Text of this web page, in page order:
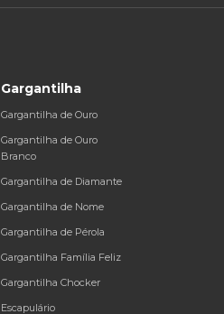
Gargantilha
Gargantilha de Ouro
Gargantilha de Ouro
Branco
Gargantilha de Diamante
Gargantilha de Nome
Gargantilha de Pérola
Gargantilha Família Feliz
Gargantilha Chocker
Escapulário